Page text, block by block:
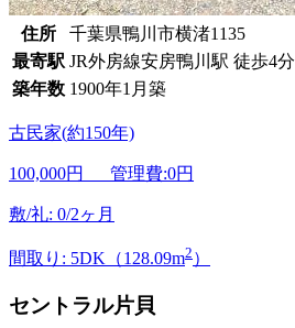
住所
千葉県鴨川市横渚1135
最寄駅 JR外房線安房鴨川駅 徒歩4分
築年数 1900年1月築
古民家(約150年)
100,000円 管理費:0円
敷/礼: 0/2ヶ月
間取り: 5DK（128.09m2 ）
セントラル片貝